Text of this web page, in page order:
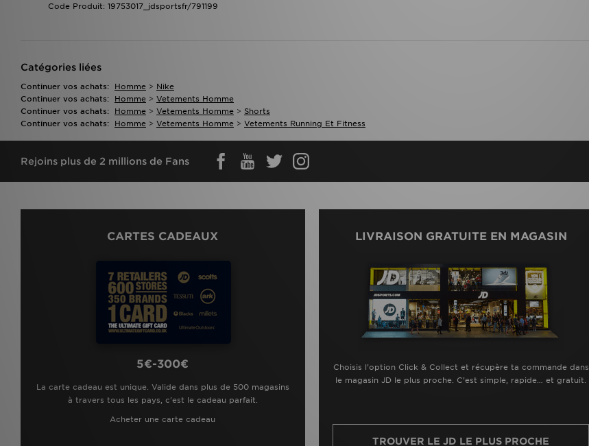
Code Produit: 19753017_jdsportsfr/791199
Catégories liées
Continuer vos achats: Homme > Nike
Continuer vos achats:
Homme > Vetements Homme
Continuer vos achats:
Homme > Vetements Homme > Shorts
Continuer vos achats:
Homme > Vetements Homme > Vetements Running Et Fitness
Rejoins plus de 2 millions de Fans
CARTES CADEAUX
5€-300€
La carte cadeau est unique. Valide dans plus de 500 magasins
à travers tous les pays, c'est le cadeau parfait.
Acheter une carte cadeau
LIVRAISON GRATUITE EN MAGASIN
Choisis l’option Click & Collect et récupère ta commande dans
le magasin JD le plus proche. C’est simple, rapide… et gratuit.
TROUVER LE JD LE PLUS PROCHE